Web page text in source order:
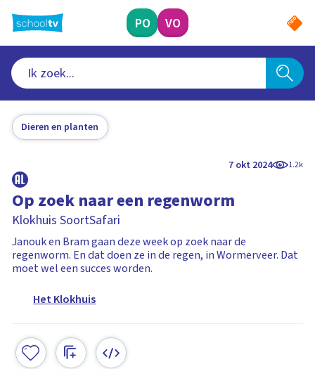
naar
hoofdinhoud
PO VO
Dieren en planten
7 okt 2024 1.2k
Op zoek naar een regenworm
Klokhuis SoortSafari
Janouk en Bram gaan deze week op zoek naar de
regenworm. En dat doen ze in de regen, in Wormerveer. Dat
moet wel een succes worden.
Het Klokhuis